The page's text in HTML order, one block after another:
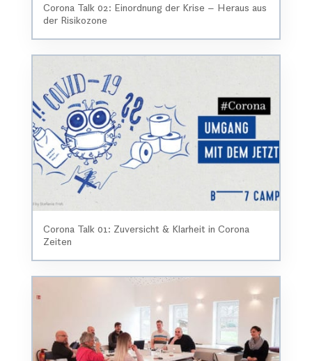
Corona Talk 02: Einordnung der Krise – Heraus aus
der Risikozone
Corona Talk 01: Zuversicht & Klarheit in Corona
Zeiten